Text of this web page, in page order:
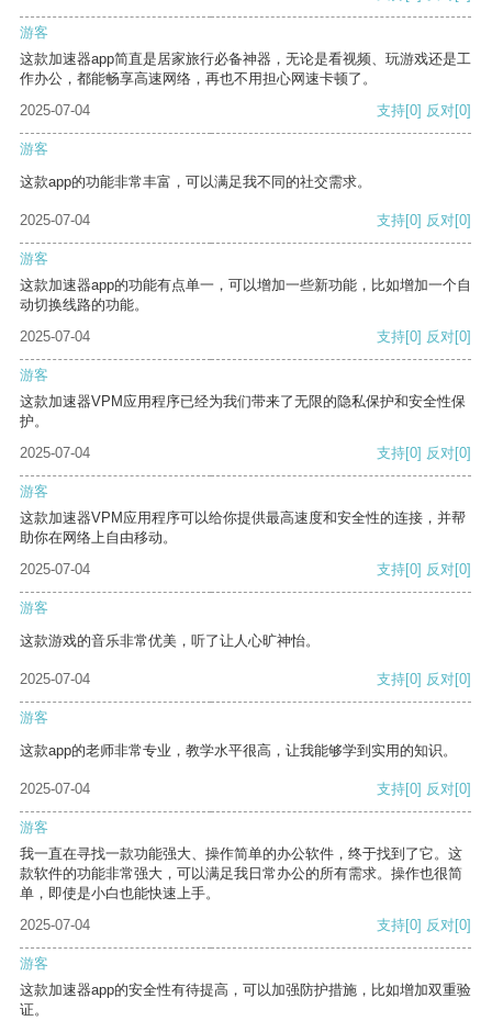
游客
这款加速器app简直是居家旅行必备神器，无论是看视频、玩游戏还是工
作办公，都能畅享高速网络，再也不用担心网速卡顿了。
2025-07-04
支持[0] 反对[0]
游客
这款app的功能非常丰富，可以满足我不同的社交需求。
2025-07-04 支持[0] 反对[0]
游客
这款加速器app的功能有点单一，可以增加一些新功能，比如增加一个自
动切换线路的功能。
2025-07-04
支持[0] 反对[0]
游客
这款加速器VPM应用程序已经为我们带来了无限的隐私保护和安全性保
护。
2025-07-04
支持[0] 反对[0]
游客
这款加速器VPM应用程序可以给你提供最高速度和安全性的连接，并帮
助你在网络上自由移动。
2025-07-04
支持[0] 反对[0]
游客
这款游戏的音乐非常优美，听了让人心旷神怡。
2025-07-04 支持[0] 反对[0]
游客
这款app的老师非常专业，教学水平很高，让我能够学到实用的知识。
2025-07-04 支持[0] 反对[0]
游客
我一直在寻找一款功能强大、操作简单的办公软件，终于找到了它。这
款软件的功能非常强大，可以满足我日常办公的所有需求。操作也很简
单，即使是小白也能快速上手。
2025-07-04
支持[0] 反对[0]
游客
这款加速器app的安全性有待提高，可以加强防护措施，比如增加双重验
证。